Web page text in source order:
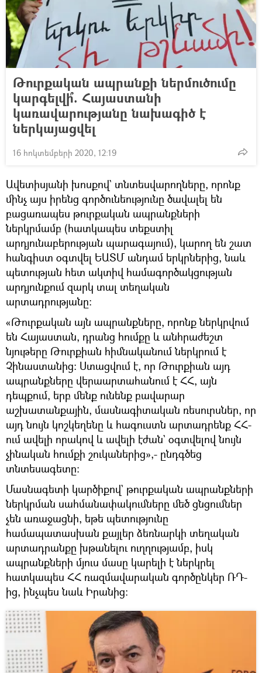
Թուրքական ապրանքի ներմուծումը
կարգելվի՞. Հայաստանի
կառավարությանը նախագիծ է
ներկայացվել
16 հոկտեմբերի 2020, 12:19
Ավետիսյանի խոսքով` տնտեսվարողները, որոնք
մինչ այս իրենց գործունեությունը ծավալել են
բացառապես թուրքական ապրանքների
ներկրմամբ (հատկապես տեքստիլ
արդյունաբերության պարագայում), կարող են շատ
հանգիստ օգտվել ԵԱՏՄ անդամ երկրներից, նաև
պետության հետ ակտիվ համագործակցության
արդյունքում զարկ տալ տեղական
արտադրությանը։
«Թուրքական այն ապրանքները, որոնք ներկրվում
են Հայաստան, դրանց հումքը և անհրաժեշտ
նյութերը Թուրքիան հիմնականում ներկրում է
Չինաստանից։ Ստացվում է, որ Թուրքիան այդ
ապրանքները վերաարտահանում է ՀՀ, այն
դեպքում, երբ մենք ունենք բավարար
աշխատանքային, մասնագիտական ռեսուրսներ, որ
այդ նույն կոշկեղենը և հագուստն արտադրենք ՀՀ-
ում ավելի որակով և ավելի էժան` օգտվելով նույն
չինական հումքի շուկաներից»,- ընդգծեց
տնտեսագետը։
Մասնագետի կարծիքով` թուրքական ապրանքների
ներկրման սահմանափակումները մեծ ցնցումներ
չեն առաջացնի, եթե պետությունը
համապատասխան քայլեր ձեռնարկի տեղական
արտադրանքը խթանելու ուղղությամբ, իսկ
ապրանքների մյուս մասը կարելի է ներկրել
հատկապես ՀՀ ռազմավարական գործընկեր ՌԴ-
ից, ինչպես նաև Իրանից։